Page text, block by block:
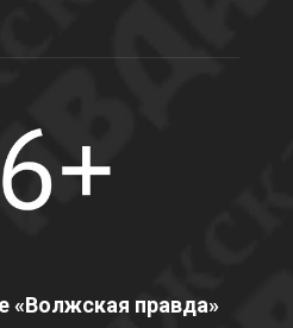
«Волжская правда»